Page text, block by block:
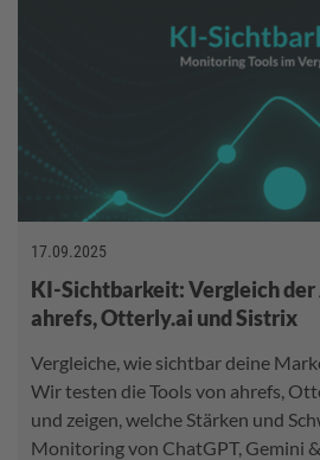
17.09.2025
KI-Sichtbarkeit: Vergleich der
ahrefs, Otterly.ai und Sistrix
Vergleiche, wie sichtbar deine
Wir testen die Tools von ahrefs,
und zeigen, welche Stärken und
Monitoring von ChatGPT, Gemini &